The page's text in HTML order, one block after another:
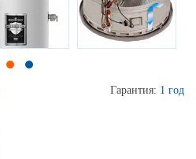
Гарантия: 1 год